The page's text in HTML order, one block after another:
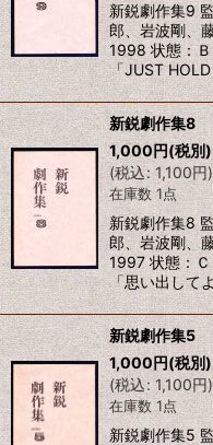
新鋭劇作集9
郎、岩波剛、
1998 状態：
「JUST
新鋭劇作集8
1,000円(税別)
(税込: 1,100円)
在庫数 1点
新鋭劇作集8
郎、岩波剛、
1997 状態：
「思い出して
新鋭劇作集5
1,000円(税別)
(税込: 1,100円)
在庫数 1点
新鋭劇作集5